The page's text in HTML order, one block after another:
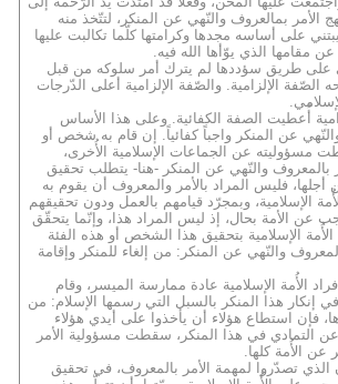
الأمر بمالعروف والنّهي عن المنكر، لتتّخذ منه
على أساسه مجدها وكرامتها كلّما تكالبت عليها
عن مقامها الذي يوّأها الله فيه.
على طريق سؤددها لم يترك أمر سلوكه من قبل
الصّفة الإلزامية. والصّفة الإلزامية أعلى الدّرجات
أُعطيت الصفة الكفائية. وعلى هذا الأساس
عن المنكر واجباً كفائياً. إن قام به شخص أو
عن الجماعات الإسلامية الأُخرى،
بالمعروف والنّهي عن المنكر -هنا- يتطلب تحقيق
فليس المراد بالأمر والمعروف أن يقوم به
الإسلامية، وبمجرّد قيامهم بالعمل ودون تحقيقهم
عن الأمة بحال، إذ ليس المراد هذا، وإنّما يتحقّق
الإسلامية بتحقيق هذا الشخص أو هذه الفئة
والنّهي عن المنكر: من إلغاء للمنكر وإقامة
الأُمة الإسلامية عادة ممارسة الميسر، وقام
إنكار هذا المنكر بالسبل التي رسمها الإسلام: من
فإن استطاع هؤلاء أن يأخذوا على أيدي هؤلاء
عن التمادي في هذا المنكر، سقطت مسؤولية الأمر
عن الأُمة كلها.
تصدّروا لمهمة الأمر بالمعروف، في تحقيق